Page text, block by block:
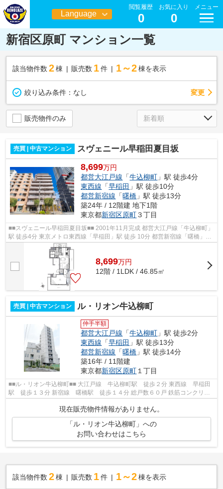
Language
日本語
閲覧履歴
0
お気に入り
0
メニュー
新宿区原町 マンション一覧
該当物件数 2棟 販売数 1 件 1～2 棟を表示
絞り込み条件： なし 変更
販売物件のみ
売買 | 中古マンション スヴェニール早稲田夏目坂
8,699万円
都営大江戸線 「牛込柳町 」駅 徒歩4分
東西線 「早稲田 」駅 徒歩10分
都営新宿線 「曙橋 」駅 徒歩13分
築24年 / 12階建 地下1階
東京都新宿区原町３丁目
■■スヴェニール早稲田夏目坂■■ 2001年11月完成 都営大江戸線「牛込柳町」
駅 徒歩4分 東京メトロ東西線「早稲田」駅 徒歩 10分 都営新宿線「曙橋」駅
徒歩13分 2014年に大規模修繕...
8,699万円
12階 / 1LDK / 46.85㎡
売買 | 中古マンション ル・リオン牛込柳町
仲手半額
都営大江戸線 「牛込柳町 」駅 徒歩2分
東西線 「早稲田 」駅 徒歩13分
都営新宿線 「曙橋 」駅 徒歩14分
築16年 / 11階建
東京都新宿区原町 １丁目
■■ル・リオン牛込柳町■■ 大江戸線 牛込柳町駅 徒歩２分 東西線 早稲田
駅 徒歩１３分 新宿線 曙橋駅 徒歩１４分 総戸数６０戸 鉄筋コンクリー
現在販売物件情報がありません。
「ル・リオン牛込柳町」への
お問い合わせはこちら
該当物件数 2棟 販売数 1 件 1～2 棟を表示